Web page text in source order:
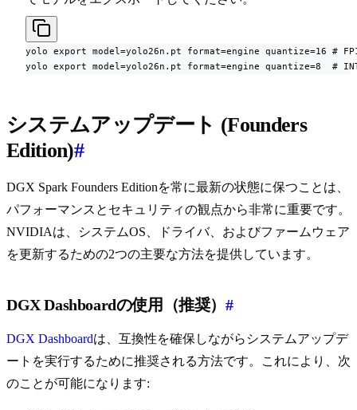
yolo export model=yolo26n.pt format=engine quantize=16 #
yolo export model=yolo26n.pt format=engine quantize=8  #
システムアップデート (Founders
Edition)#
DGX Spark Founders Editionを常に最新の状態に保つことは、
パフォーマンスとセキュリティの観点から非常に重要です。
NVIDIAは、システムOS、ドライバ、およびファームウェア
を更新するための2つの主要な方法を提供しています。
DGX Dashboardの使用（推奨） #
DGX Dashboardは、互換性を確保しながらシステムアップデ
ートを実行するために推奨される方法です。これにより、次
のことが可能になります: